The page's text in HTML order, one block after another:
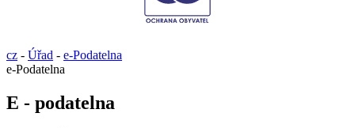
cz - Úřad - e-Podatelna
e-Podatelna
E - podatelna